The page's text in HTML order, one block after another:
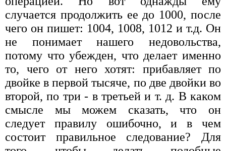
случается продолжить ее до 1000, после
чего он пишет: 1004, 1008, 1012 и т.д. Он
не понимает нашего недовольства,
потому что убежден, что делает именно
то, чего от него хотят: прибавляет по
двойке в первой тысяче, по две двойки во
второй, по три - в третьей и т. д. В каком
смысле мы можем сказать, что он
следует правилу ошибочно, и в чем
состоит правильное следование? Для